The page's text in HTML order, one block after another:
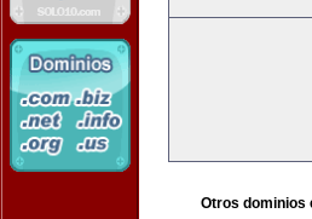
Otros dominios